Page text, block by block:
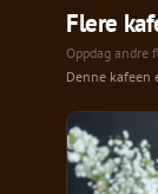
Flere
Oppdag andre
Denne kafeen